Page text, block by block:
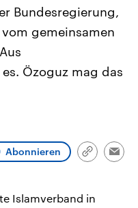
Podcasts
Bundesregierung,
gemeinsamen
Özoguz mag das
Abonnieren
Link
Islamverband in